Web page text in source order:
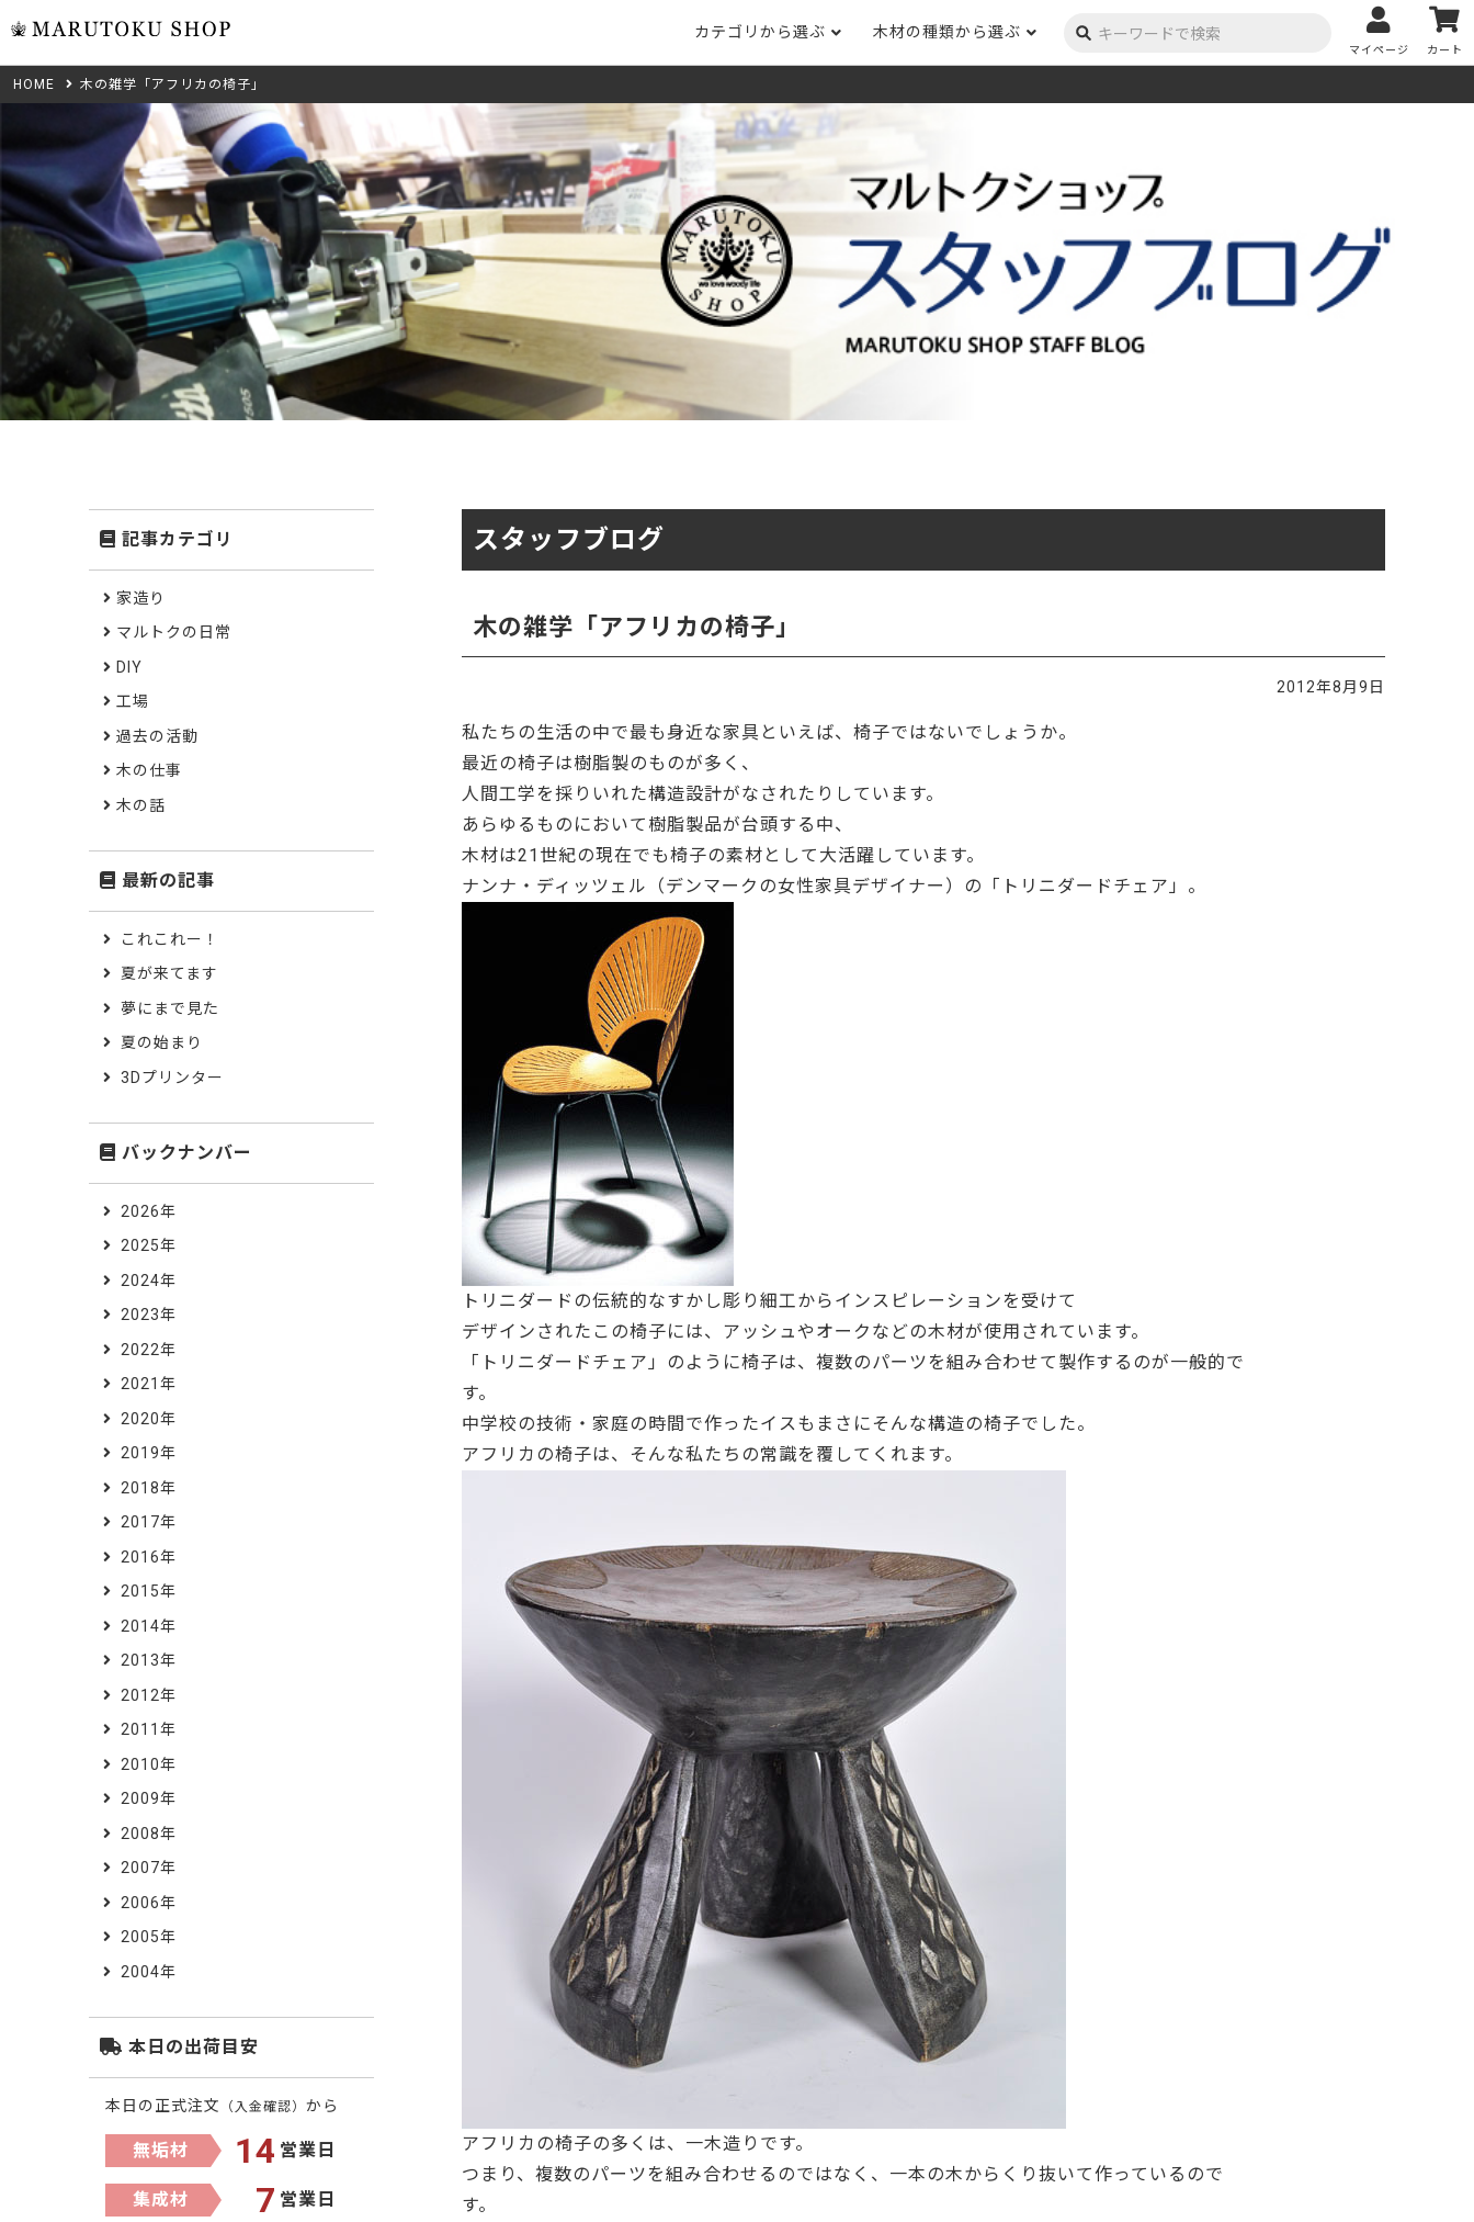
カテゴリから選ぶ
Category
無垢材フリーカット
集成材フリーカット
複数種類の注文
べニア・ランバー材／有孔ボード
Jパネル
低圧メラニン
長さカット
集成材フリー板
その他木材
木口テープ
木材サンプル
端材詰め合わせ
オリジナル商品
家具金物 木材の性質および価格帯チャート
DIYコンテスト
作品写真募集
木材辞典
m3PRODUCT
法人取引
ご利用ガイド
FAX注文用紙
木材の種類から選ぶ
Wood Type
木材の種類から選ぶ
ウォールナット
米タモ/ホワイトアッシ
ュ
メープル
桧 カバ桜・バーチ
ラジアタパイン（集成材
のみ）
ゴム（集成材のみ）
のみ）
ノースパイン/赤松（集
成材のみ）
マホガニー チーク メンピサン ビーチ
クルミ レッドオーク ケヤキ
ピーラー（米松） サペリ
赤ラワン(レッドメラン
マイページ カート
HOME 木の雑学「アフリカの椅子」
スタッフブログ
木の雑学「アフリカの椅子」
2012年8月9日
私たちの生活の中で最も身近な家具といえば、椅子ではないでしょうか。
最近の椅子は樹脂製のものが多く、
人間工学を採りいれた構造設計がなされたりしています。
あらゆるものにおいて樹脂製品が台頭する中、
木材は21世紀の現在でも椅子の素材として大活躍しています。
ナンナ・ディッツェル（デンマークの女性家具デザイナー）の「トリニダードチェア」。
トリニダードの伝統的なすかし彫り細工からインスピレーションを受けて
デザインされたこの椅子には、アッシュやオークなどの木材が使用されています。
「トリニダードチェア」のように椅子は、複数のパーツを組み合わせて製作するのが一般的で
す。
中学校の技術・家庭の時間で作ったイスもまさにそんな構造の椅子でした。
アフリカの椅子は、そんな私たちの常識を覆してくれます。
アフリカの椅子の多くは、一木造りです。
つまり、複数のパーツを組み合わせるのではなく、一本の木からくり抜いて作っているので
す。
記事カテゴリ
家造り
マルトクの日常
DIY
工場
過去の活動
木の仕事
木の話
最新の記事
これこれー！
夏が来てます
夢にまで見た
夏の始まり
3Dプリンター
バックナンバー
2026年
2025年
2024年
2023年
2022年
2021年
2020年
2019年
2018年
2017年
2016年
2015年
2014年
2013年
2012年
2011年
2010年
2009年
2008年
2007年
2006年
2005年
2004年
本日の出荷目安
本日の正式注文 （入金確認） から
無垢材 14 営業日
集成材 7 営業日